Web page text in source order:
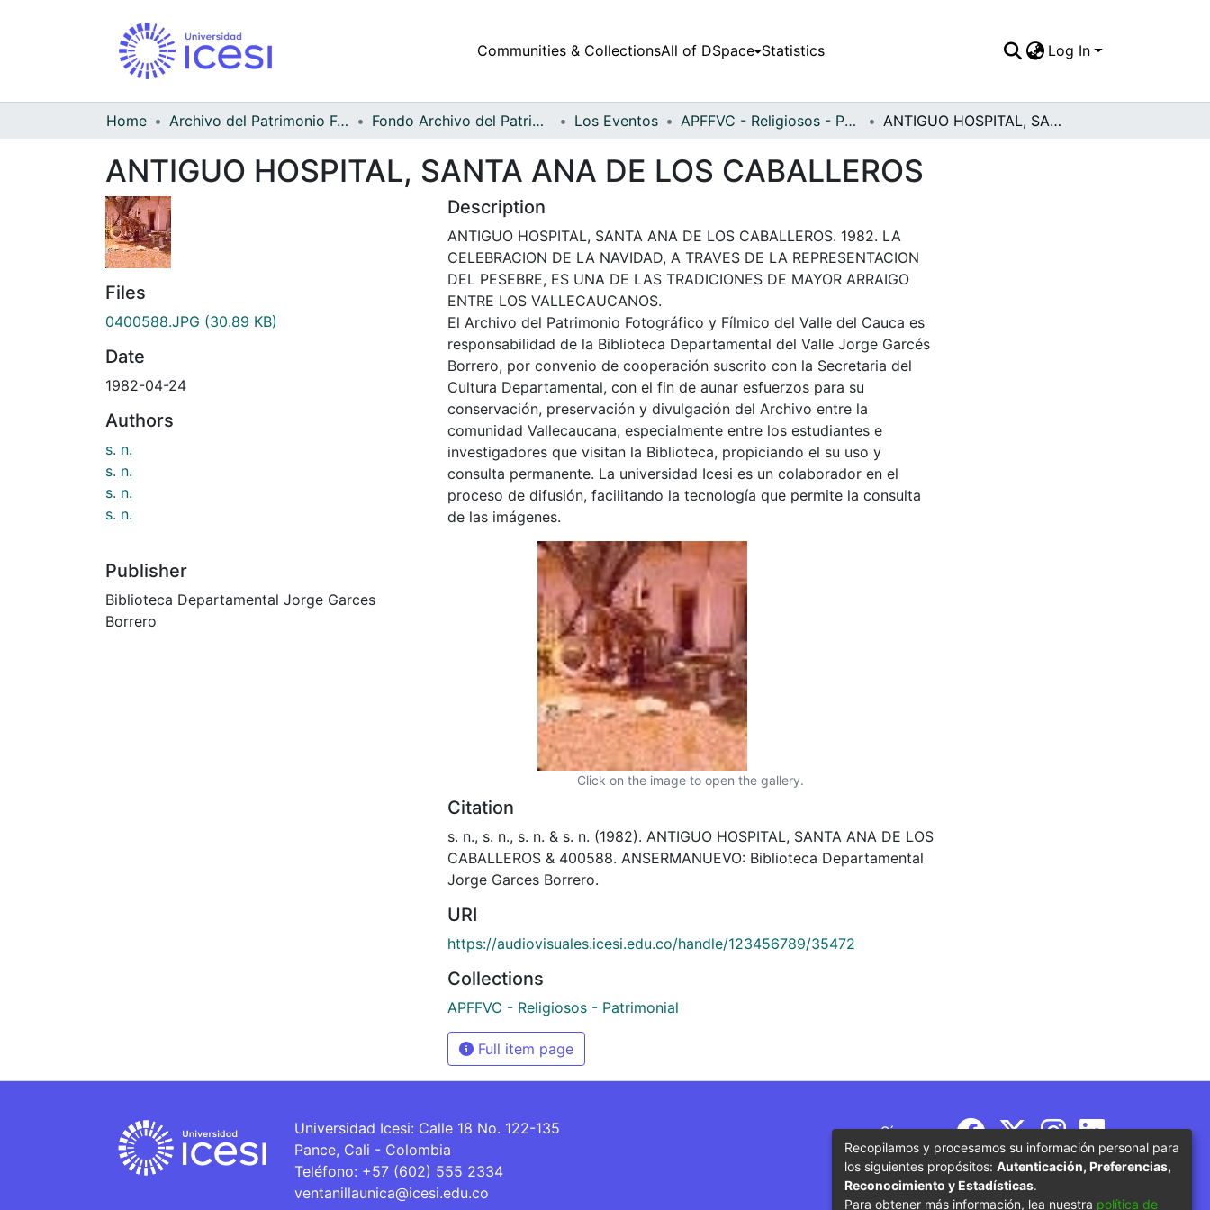
Communities & CollectionsAll of DSpace Statistics Log In
Home Archivo del Patrimonio Fotográfico y Fílmico del Valle del Cauca Fondo Archivo del Patrimonio Fotográfico y Fílmico del Valle del Cauca Los Eventos APFFVC - Religiosos - Patrimonial ANTIGUO HOSPITAL, SANTA ANA DE LOS CABALLEROS
ANTIGUO HOSPITAL, SANTA ANA DE LOS CABALLEROS
Files
0400588.JPG (30.89 KB)
Date
1982-04-24
Authors
s. n.
s. n.
s. n.
s. n.
Publisher
Biblioteca Departamental Jorge Garces
Borrero
Description
ANTIGUO HOSPITAL, SANTA ANA DE LOS CABALLEROS. 1982. LA
CELEBRACION DE LA NAVIDAD, A TRAVES DE LA REPRESENTACION
DEL PESEBRE, ES UNA DE LAS TRADICIONES DE MAYOR ARRAIGO
ENTRE LOS VALLECAUCANOS.
El Archivo del Patrimonio Fotográfico y Fílmico del Valle del Cauca es
responsabilidad de la Biblioteca Departamental del Valle Jorge Garcés
Borrero, por convenio de cooperación suscrito con la Secretaria del
Cultura Departamental, con el fin de aunar esfuerzos para su
conservación, preservación y divulgación del Archivo entre la
comunidad Vallecaucana, especialmente entre los estudiantes e
investigadores que visitan la Biblioteca, propiciando el su uso y
consulta permanente. La universidad Icesi es un colaborador en el
proceso de difusión, facilitando la tecnología que permite la consulta
de las imágenes.
Click on the image to open the gallery.
Citation
s. n., s. n., s. n. & s. n. (1982). ANTIGUO HOSPITAL, SANTA ANA DE LOS
CABALLEROS & 400588. ANSERMANUEVO: Biblioteca Departamental
Jorge Garces Borrero.
URI
https://audiovisuales.icesi.edu.co/handle/123456789/35472
Collections
APFFVC - Religiosos - Patrimonial
Full item page
Universidad Icesi: Calle 18 No. 122-135
Pance, Cali - Colombia
Teléfono: +57 (602) 555 2334
ventanillaunica@icesi.edu.co
Síguenos
Recopilamos y procesamos su información personal para
los siguientes propósitos: Autenticación, Preferencias,
Reconocimiento y Estadísticas.
Para obtener más información, lea nuestra política de